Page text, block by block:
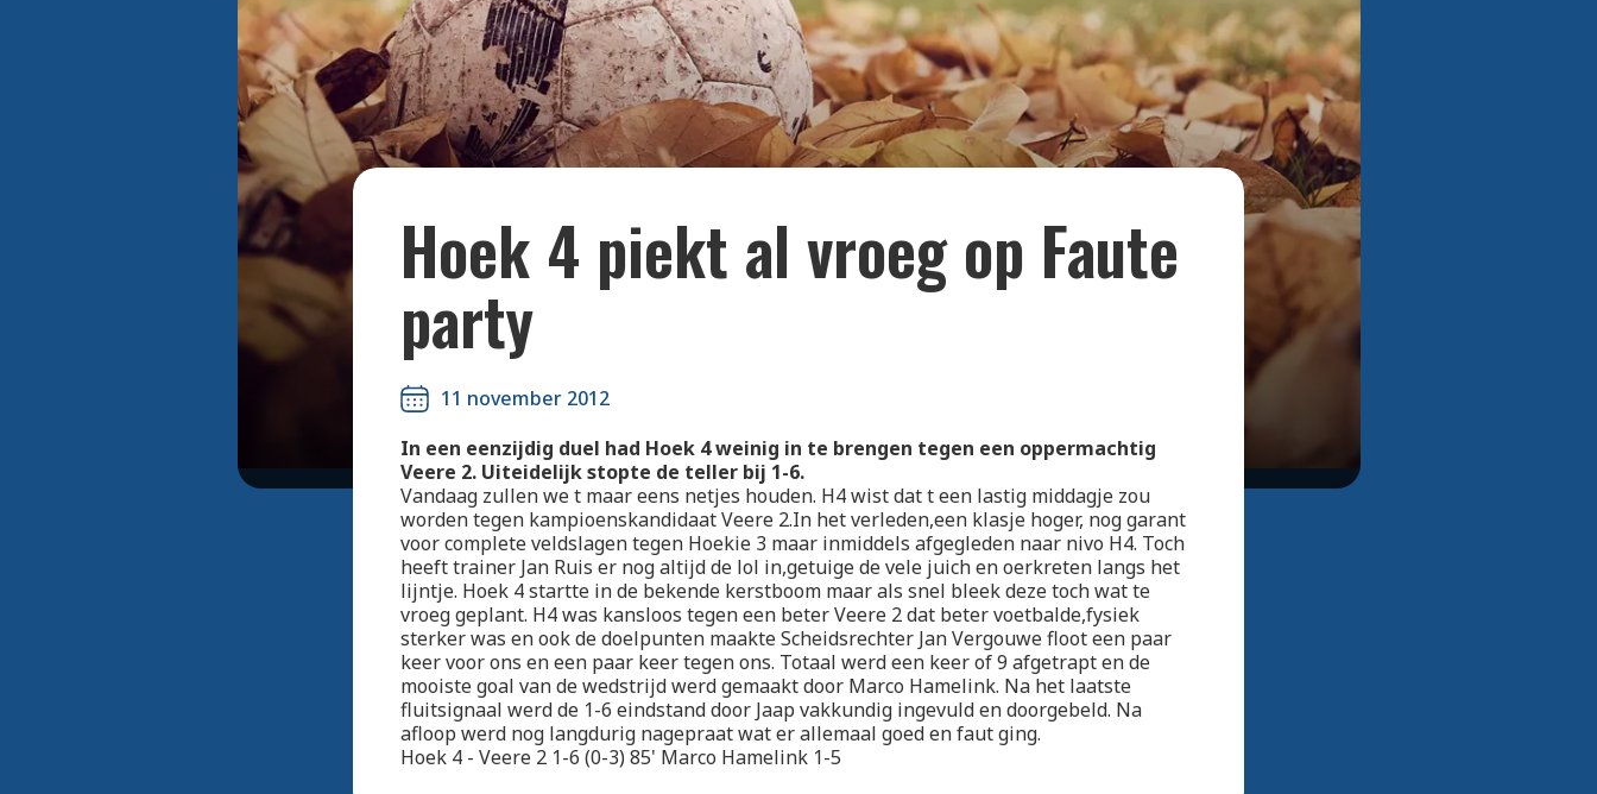
Bekijk alle foto's
Hoek 4 piekt al vroeg op Faute
party
11 november 2012
In een eenzijdig duel had Hoek 4 weinig in te brengen tegen een oppermachtig
Veere 2. Uiteidelijk stopte de teller bij 1-6.
Vandaag zullen we t maar eens netjes houden. H4 wist dat t een lastig middagje zou
worden tegen kampioenskandidaat Veere 2.In het verleden,een klasje hoger, nog garant
voor complete veldslagen tegen Hoekie 3 maar inmiddels afgegleden naar nivo H4. Toch
heeft trainer Jan Ruis er nog altijd de lol in,getuige de vele juich en oerkreten langs het
lijntje. Hoek 4 startte in de bekende kerstboom maar als snel bleek deze toch wat te
vroeg geplant. H4 was kansloos tegen een beter Veere 2 dat beter voetbalde,fysiek
sterker was en ook de doelpunten maakte Scheidsrechter Jan Vergouwe floot een paar
keer voor ons en een paar keer tegen ons. Totaal werd een keer of 9 afgetrapt en de
mooiste goal van de wedstrijd werd gemaakt door Marco Hamelink. Na het laatste
fluitsignaal werd de 1-6 eindstand door Jaap vakkundig ingevuld en doorgebeld. Na
afloop werd nog langdurig nagepraat wat er allemaal goed en faut ging.
Hoek 4 - Veere 2 1-6 (0-3) 85' Marco Hamelink 1-5